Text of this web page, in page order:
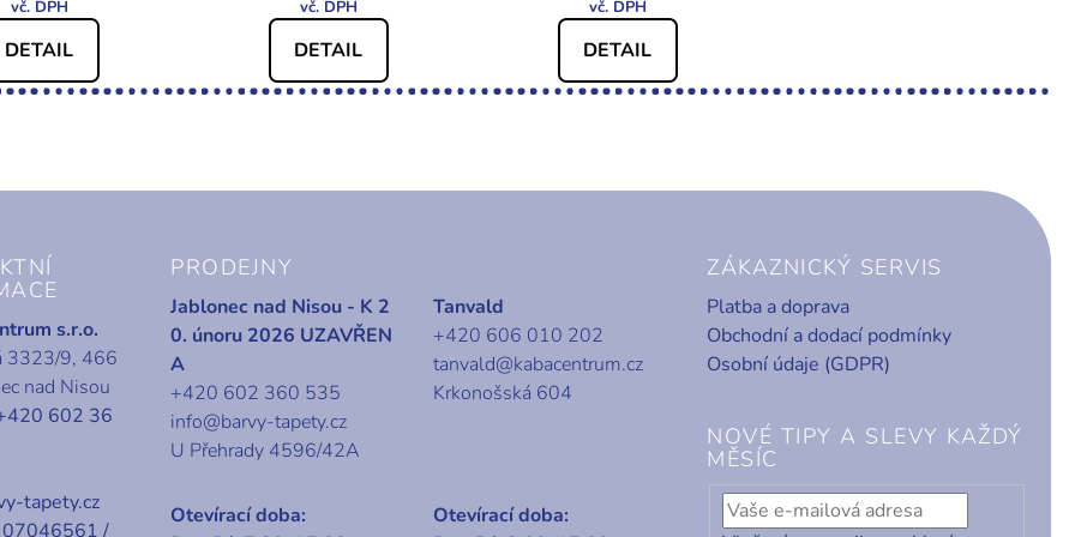
DETAIL DETAIL DETAIL
s.r.o.
3323/9, 466
nad Nisou
602 36
tapety.cz
07046561 /
PRODEJNY
Jablonec nad Nisou - K 2
0. únoru 2026 UZAVŘEN
A
+420 602 360 535
info@barvy-tapety.cz
U Přehrady 4596/42A
Tanvald
+420 606 010 202
tanvald@kabacentrum.cz
Krkonošská 604
Otevírací doba:
Otevírací doba:
ZÁKAZNICKÝ SERVIS
Platba a doprava
Obchodní a dodací podmínky
Osobní údaje (GDPR)
NOVÉ TIPY A SLEVY KAŽDÝ
MĚSÍC